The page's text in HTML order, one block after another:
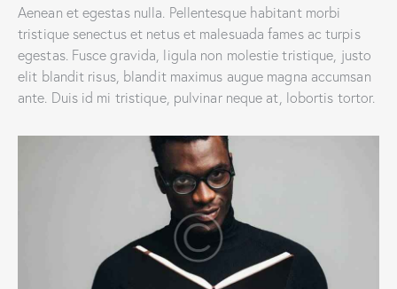
Aenean et egestas nulla. Pellentesque habitant morbi
tristique senectus et netus et malesuada fames ac turpis
egestas. Fusce gravida, ligula non molestie tristique, justo
elit blandit risus, blandit maximus augue magna accumsan
ante. Duis id mi tristique, pulvinar neque at, lobortis tortor.